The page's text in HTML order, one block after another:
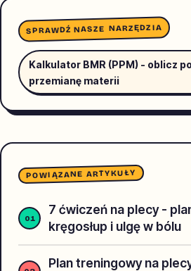
SPRAWDŹ NASZE NARZĘDZIA
Kalkulator BMR (PPM) - oblicz
przemianę materii
POWIĄZANE ARTYKUŁY
7 ćwiczeń na plecy -
kręgosłup i ulgę w bólu
Plan treningowy na